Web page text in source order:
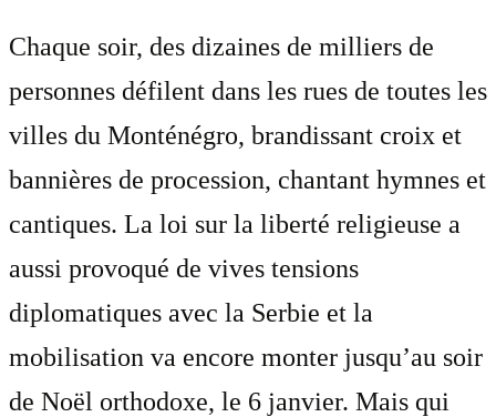
Chaque soir, des dizaines de milliers de
personnes défilent dans les rues de toutes les
villes du Monténégro, brandissant croix et
bannières de procession, chantant hymnes et
cantiques. La loi sur la liberté religieuse a
aussi provoqué de vives tensions
diplomatiques avec la Serbie et la
mobilisation va encore monter jusqu’au soir
de Noël orthodoxe, le 6 janvier. Mais qui